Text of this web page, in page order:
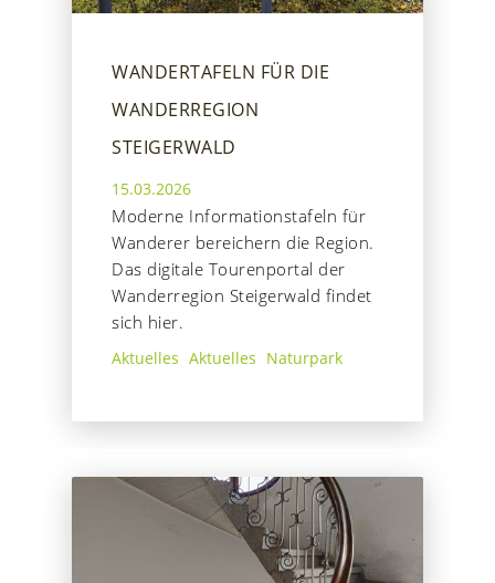
WANDERTAFELN FÜR DIE
WANDERREGION
STEIGERWALD
15.03.2026
Moderne Informationstafeln für
Wanderer bereichern die Region.
Das digitale Tourenportal der
Wanderregion Steigerwald findet
sich hier.
Aktuelles Aktuelles Naturpark